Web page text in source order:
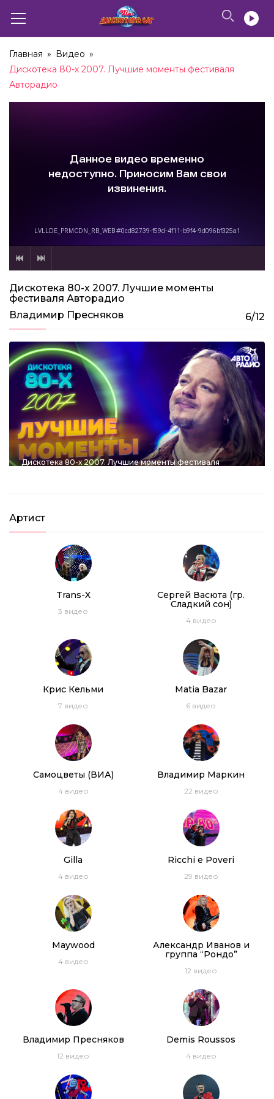
Главная » Видео »
Дискотека 80-х 2007. Лучшие моменты фестиваля
Авторадио
Дискотека 80-х 2007. Лучшие моменты
фестиваля Авторадио
Владимир Пресняков
6/12
05:48
Жанна (2017)
05:37
Дискотека 80-х (2017) Полная версия
фестиваля Авторадио
Дискотека 80-х 2007. Лучшие моменты фестиваля
1:33:50
фестиваля Авторадио
Дискотека 80-х (2011) Фестиваль Авторадио
(Телеверсия)
03:54:11
C.C. Catch, Bonnie Tyler, Samantha Fox, Pupo.
Дискотека 80-х 2014 год
Артист
Trans-X
3 видео
Сергей Васюта (гр.
Сладкий сон)
4видео
Крис Кельми
7 видео
Matia Bazar
6 видео
Самоцветы (ВИА)
4видео
Владимир Маркин
22 видео
Gilla
4видео
Ricchi e Poveri
29 видео
Maywood
4видео
Александр Иванов и
группа “Рондо”
12 видео
Владимир Пресняков
12 видео
Demis Roussos
4видео